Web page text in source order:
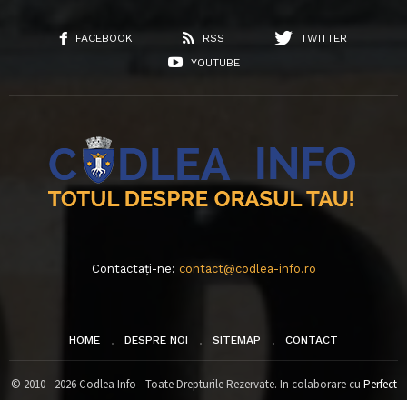
FACEBOOK RSS
TWITTER
YOUTUBE
Contactați-ne: contact@codlea-info.ro
HOME DESPRE NOI SITEMAP CONTACT
© 2010 - 2026 Codlea Info - Toate Drepturile Rezervate. In colaborare cu Perfect